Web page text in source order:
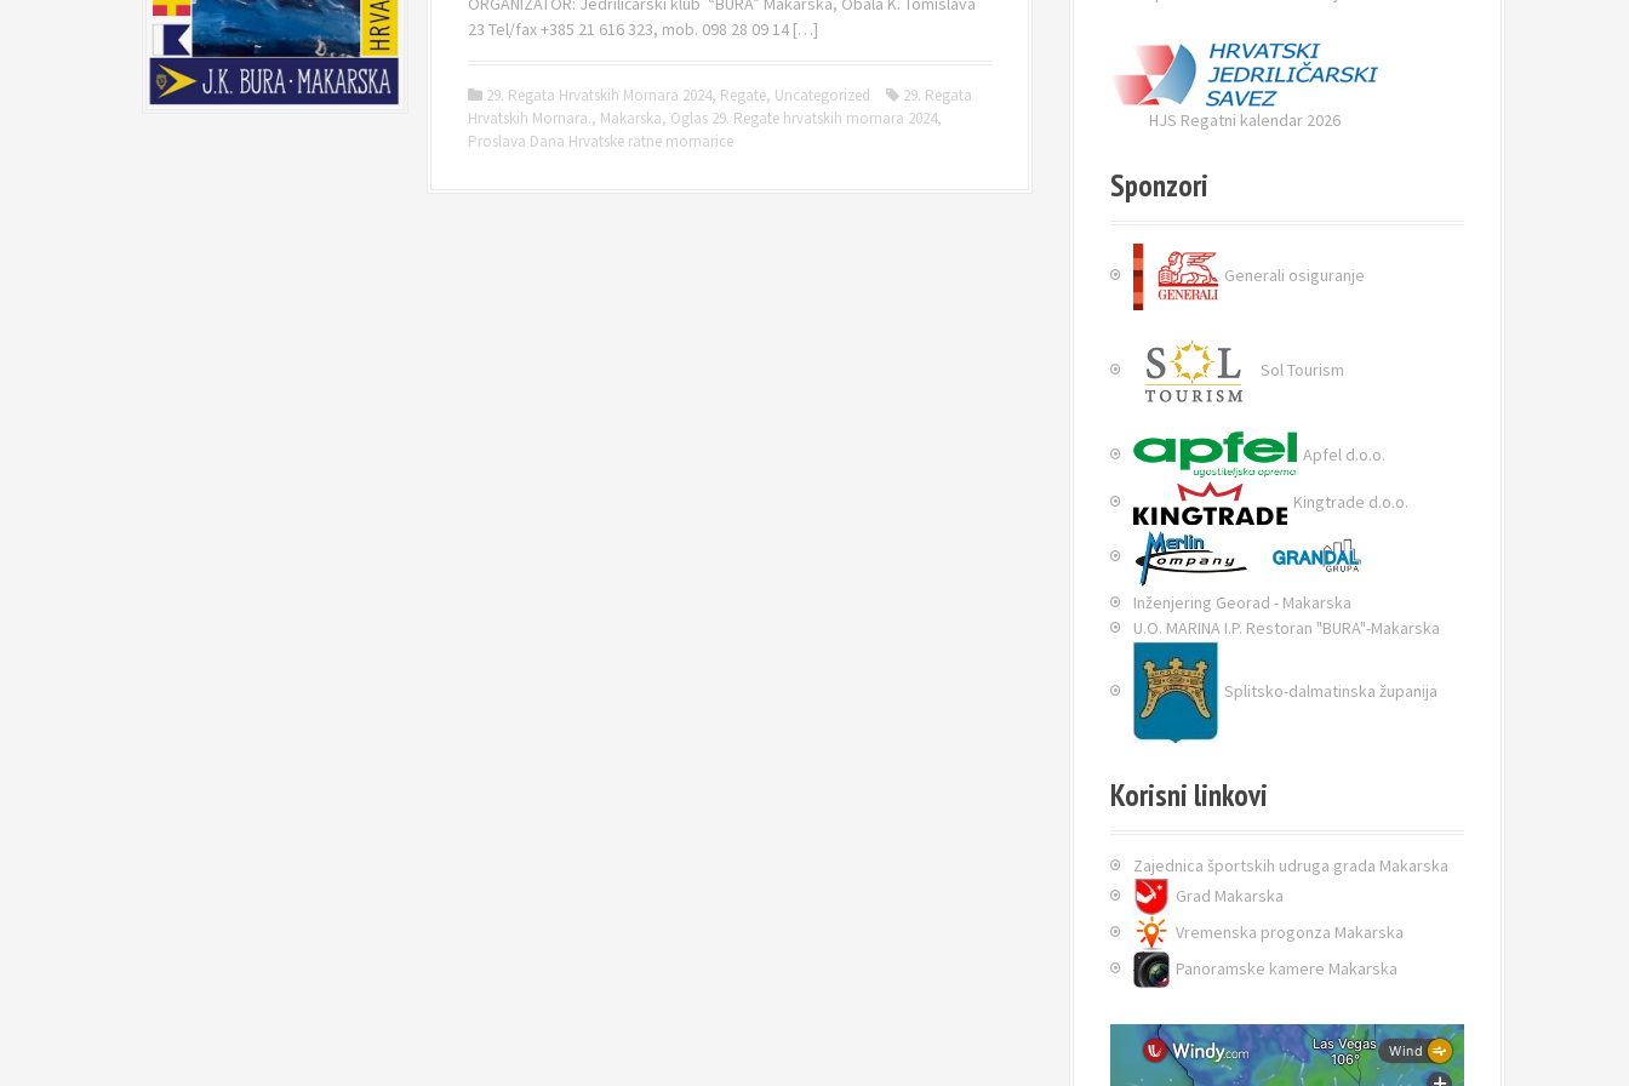
23 Tel/fax +385 21 616 323, mob. 098 28 09 14 […]
29. Regata Hrvatskih Mornara 2024, Regate, Uncategorized
29. Regata
Hrvatskih Mornara., Makarska, Oglas 29. Regate hrvatskih mornara 2024,
Proslava Dana Hrvatske ratne mornarice
HJS Regatni kalendar 2026
Sponzori
Generali osiguranje
Sol Tourism
Apfel d.o.o.
Kingtrade d.o.o.
Inženjering Georad - Makarska
U.O. MARINA I.P. Restoran "BURA"-Makarska
Splitsko-dalmatinska županija
Korisni linkovi
Zajednica športskih udruga grada Makarska
Grad Makarska
Vremenska progonza Makarska
Panoramske kamere Makarska